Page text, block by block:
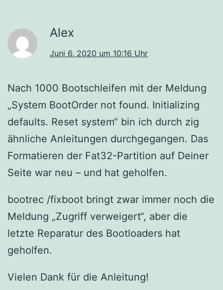
Alex
Juni 6, 2020 um 10:16 Uhr
Nach 1000 Bootschleifen mit der Meldung
„System BootOrder not found. Initializing
defaults. Reset system“ bin ich durch zig
ähnliche Anleitungen durchgegangen. Das
Formatieren der Fat32-Partition auf Deiner
Seite war neu – und hat geholfen.
bootrec /fixboot bringt zwar immer noch die
Meldung „Zugriff verweigert“, aber die
letzte Reparatur des Bootloaders hat
geholfen.
Vielen Dank für die Anleitung!